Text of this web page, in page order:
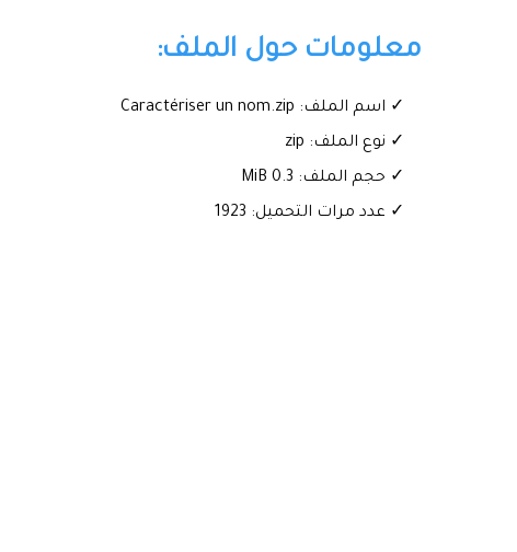
معلومات حول الملف:
✓ اسم الملف: Caractériser un nom.zip
✓ نوع الملف: zip
✓ حجم الملف: 0.3 MiB
✓ عدد مرات التحميل: 1923